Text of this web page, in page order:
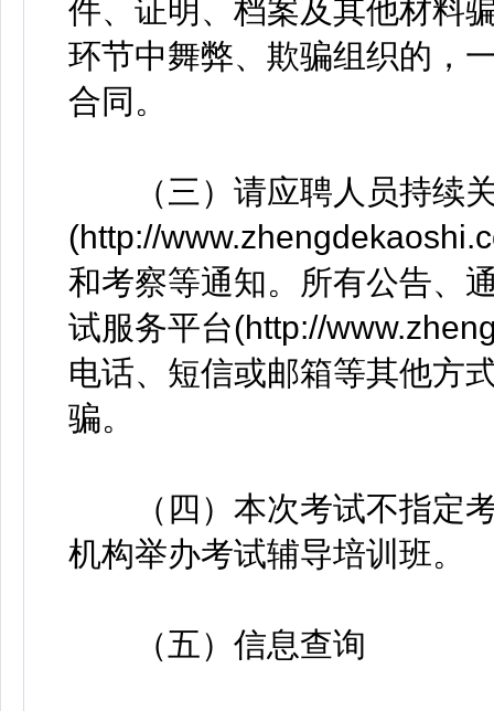
件、证明、档案及其他材料
环节中舞弊、欺骗组织的，
合同。
（三）请应聘人员持续关
(http://
和考察等通知。所有公告、
试服务平台(http://
电话、短信或邮箱等其他方
骗。
（四）本次考试不指定考
机构举办考试辅导培训班。
（五）信息查询